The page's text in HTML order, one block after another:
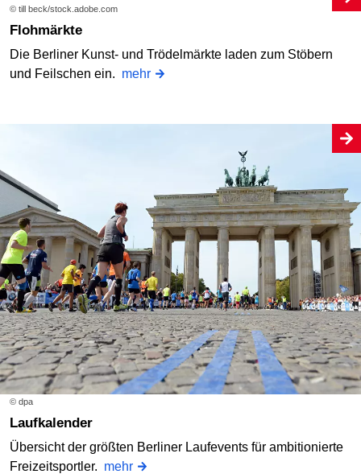
© till beck/stock.adobe.com
Flohmärkte
Die Berliner Kunst- und Trödelmärkte laden zum Stöbern
und Feilschen ein. mehr
© dpa
Laufkalender
Übersicht der größten Berliner Laufevents für ambitionierte
Freizeitsportler. mehr